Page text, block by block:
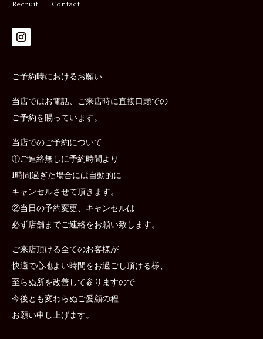
Recruit
Contact
ご予約時におけるお願い
当店ではお電話、ご来店時に直接口頭での
ご予約を賜っています。
当店でのご予約について
①ご連絡無しに予約時間より
1時間過ぎた場合には自動的に
キャンセルさせて頂きます。
②当日の予約変更、キャンセルは
必ず店舗までご連絡をお願い致します。
ご来店頂ける全てのお客様が
快適で心地よい時間をお過ごし頂ける様、
至らぬ所を改善して参りますので
今後とも変わらぬご愛顧の程
お願い申し上げます。